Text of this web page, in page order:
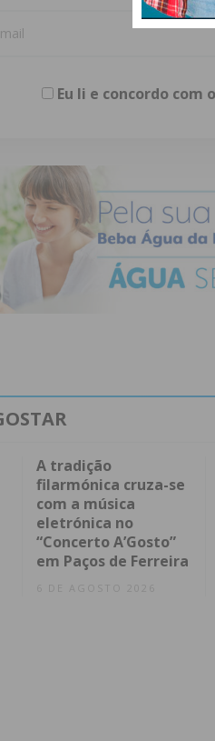
Eu li e concordo com
A tradição
filarmónica cruza-se
com a música
eletrónica no
“Concerto A’Gosto”
em Paços de Ferreira
6 DE AGOSTO 2026